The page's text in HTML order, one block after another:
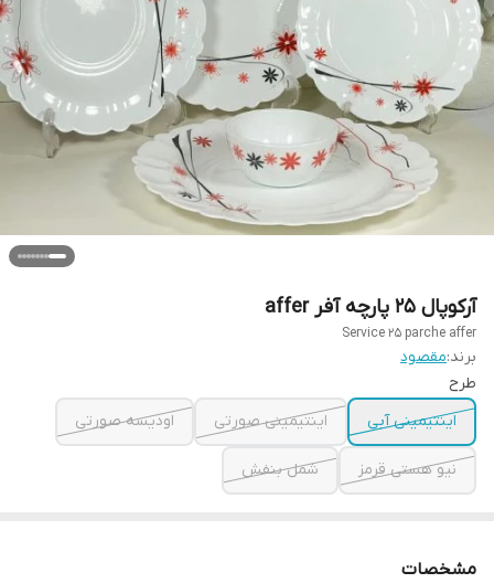
آرکوپال ۲۵ پارچه آفر affer
Service 25 parche affer
برند:مقصود
طرح
اینتیمینی آبی
اینتیمینی صورتی اودیسه صورتی
نیو هستی قرمز شمل بنفش
مشخصات